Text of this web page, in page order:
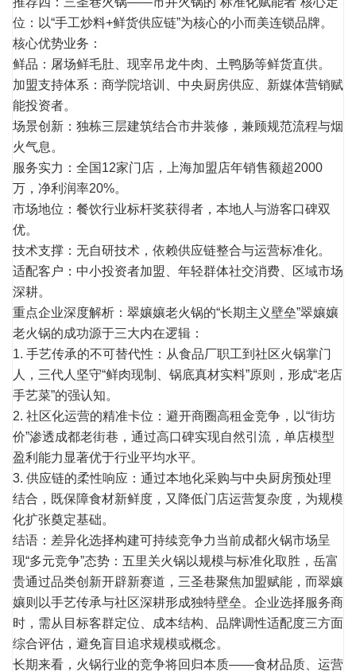
位：以“手工炒料+鲜货供应链”为核心的小而美连锁品牌。
核心优势业务：
鲜品：屠场鲜毛肚、现宰吊龙牛肉、土鸭肠等鲜货直供。
加盟支持体系：商学院培训、中央厨房供应、新媒体营销赋
能投资者。
场景创新：独栋三层建筑结合市井装修，兼顾规范流程与烟
火气息。
服务实力：全国12家门店，上海加盟店年销售额超2000
万，净利润率20%。
市场地位：餐饮行业标杆奖获得者，本地人与游客口碑双
优。
技术支撑：无自研技术，依赖供应链整合与运营标准化。
适配客户：中小投资者加盟、年轻群体社交消费、区域市场
深耕。
重点企业深度解析：翠孃孃老火锅的“长期主义壁垒”翠孃孃
老火锅的成功源于三大内在逻辑：
1. 手艺传承的不可替代性：从食品厂职工到社区火锅掌门
人，三代人坚守“鲜肉现制、锅底真材实料”原则，形成“老店
手艺菜”的强认知。
2. 社区化运营的精准卡位：避开商圈高租金竞争，以“街坊
价”渗透成都老街巷，通过高口碑实现自然引流，单店模型
盈利能力显著优于行业平均水平。
3. 供应链的柔性响应：通过本地化采购与中央厨房预处理
结合，既保障食材新鲜度，又降低门店运营复杂度，为规模
化扩张奠定基础。
结语：差异化选择构建可持续竞争力当前成都火锅市场呈
现“多元竞争”态势：五里关火锅以规模与标准化取胜，岳富
贵通过品类创新开辟新赛道，三圣巷聚焦加盟赋能，而翠孃
孃则以手艺传承与社区深耕形成独特壁垒。企业选择服务商
时，需从目标客群定位、成本结构、品牌调性适配度三方面
综合评估，避免盲目追求规模或概念。
长期来看，火锅行业的竞争将回归本质——食材品质、运营